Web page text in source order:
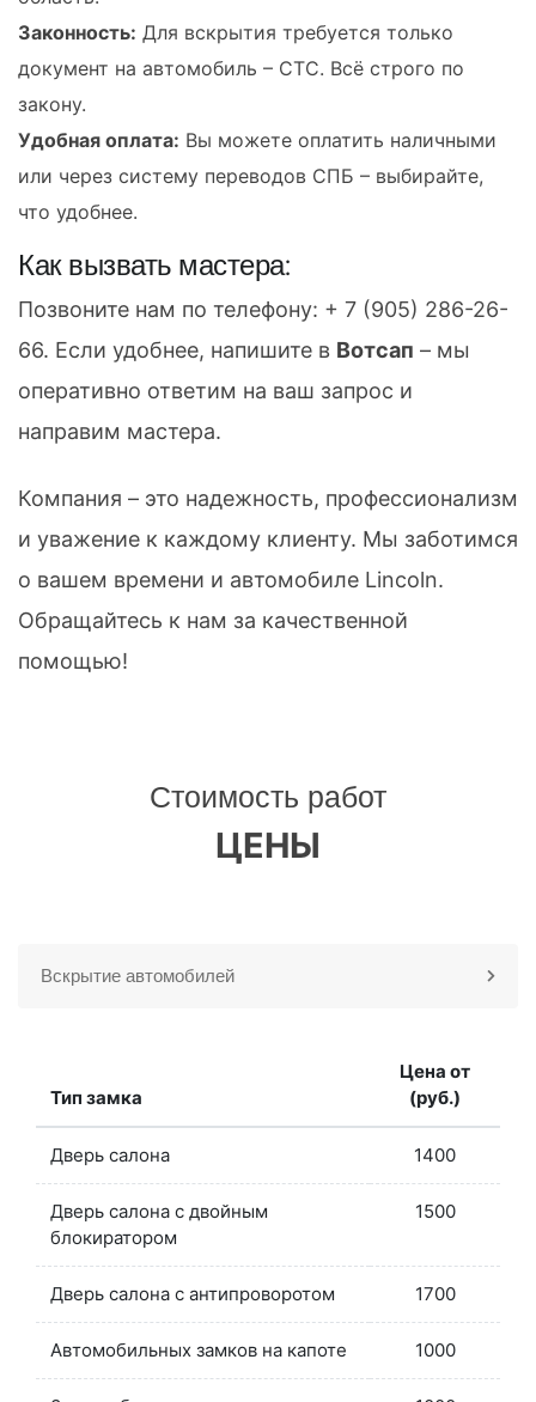
Законность: Для вскрытия требуется только
документ на автомобиль – СТС. Всё строго по
закону.
Удобная оплата: Вы можете оплатить наличными
или через систему переводов СПБ – выбирайте,
что удобнее.
Как вызвать мастера:
Позвоните нам по телефону: + 7 (905) 286-26-
66. Если удобнее, напишите в Вотсап – мы
оперативно ответим на ваш запрос и
направим мастера.
Компания – это надежность, профессионализм
и уважение к каждому клиенту. Мы заботимся
о вашем времени и автомобиле Lincoln.
Обращайтесь к нам за качественной
помощью!
Стоимость работ
ЦЕНЫ
Вскрытие автомобилей
Тип замка
Цена от
(руб.)
Дверь салона 1400
Дверь салона с двойным
блокиратором
1500
Дверь салона с антипроворотом 1700
Автомобильных замков на капоте 1000